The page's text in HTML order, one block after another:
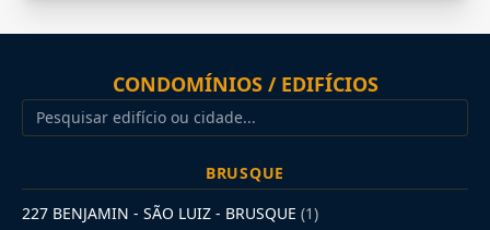
CONDOMÍNIOS / EDIFÍCIOS
BRUSQUE
227 BENJAMIN - SÃO LUIZ - BRUSQUE (1)